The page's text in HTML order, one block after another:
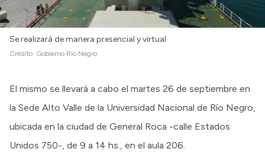
Se realizará de manera presencial y virtual
Crédito: Gobierno Río Negro
El mismo se llevará a cabo el martes 26 de septiembre en
la Sede Alto Valle de la Universidad Nacional de Río Negro,
ubicada en la ciudad de General Roca -calle Estados
Unidos 750-, de 9 a 14 hs., en el aula 206.